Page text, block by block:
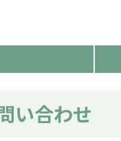
い合わせ